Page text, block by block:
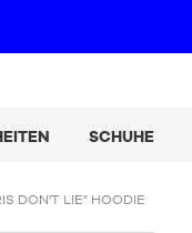
SCHUHE
DON'T LIE" HOODIE